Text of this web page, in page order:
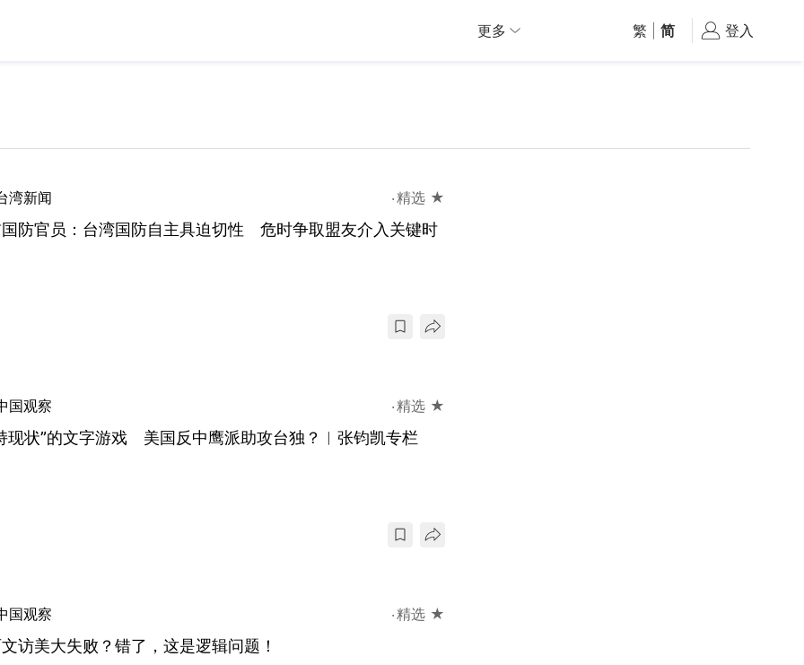
更多 繁 简 登入
湾新闻 精选 ★
防官员：台湾国防自主具迫切性 危时争取盟友介入关键时
国观察 精选 ★
现状”的文字游戏 美国反中鹰派助攻台独？︱张钧凯专栏
国观察 精选 ★
访美大失败？错了，这是逻辑问题！